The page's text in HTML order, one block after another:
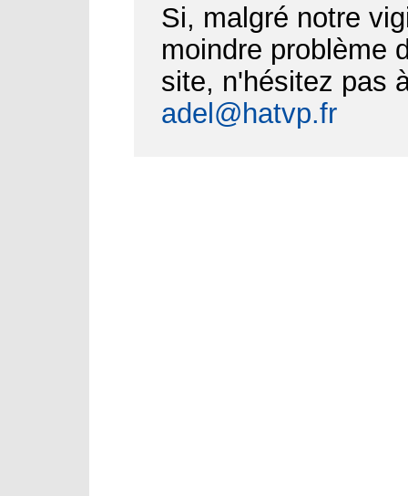
Si, malgré notre
moindre problème
site, n'hésitez pas
adel@hatvp.fr